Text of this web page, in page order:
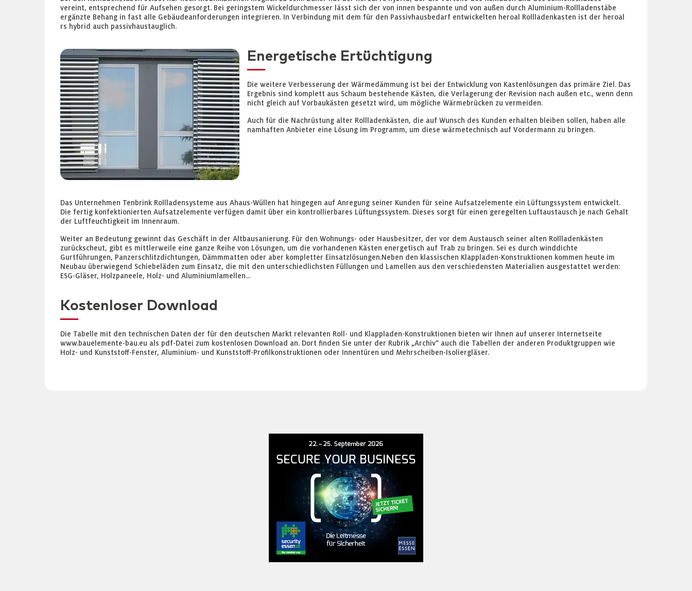
vereint, entsprechend für Aufsehen gesorgt. Bei geringstem Wickeldurchmesser lässt sich der von innen bespannte und von außen durch Aluminium-Rollladenstäbe
ergänzte Behang in fast alle Gebäudeanforderungen integrieren. In Verbindung mit dem für den Passivhausbedarf entwickelten heroal Rollladenkasten ist der heroal
rs hybrid auch passivhaustauglich.
Energetische Ertüchtigung
Die weitere Verbesserung der Wärmedämmung ist bei der Entwicklung von Kastenlösungen das primäre Ziel. Das
Ergebnis sind komplett aus Schaum bestehende Kästen, die Verlagerung der Revision nach außen etc., wenn denn
nicht gleich auf Vorbaukästen gesetzt wird, um mögliche Wärmebrücken zu vermeiden.
Auch für die Nachrüstung alter Rollladenkästen, die auf Wunsch des Kunden erhalten bleiben sollen, haben alle
namhaften Anbieter eine Lösung im Programm, um diese wärmetechnisch auf Vordermann zu bringen.
Das Unternehmen Tenbrink Rollladensysteme aus Ahaus-Wüllen hat hingegen auf Anregung seiner Kunden für seine Aufsatzelemente ein Lüftungssystem entwickelt.
Die fertig konfektionierten Aufsatzelemente verfügen damit über ein kontrollierbares Lüftungssystem. Dieses sorgt für einen geregelten Luftaustausch je nach Gehalt
der Luftfeuchtigkeit im Innenraum.
Weiter an Bedeutung gewinnt das Geschäft in der Altbausanierung. Für den Wohnungs- oder Hausbesitzer, der vor dem Austausch seiner alten Rollladenkästen
zurückscheut, gibt es mittlerweile eine ganze Reihe von Lösungen, um die vorhandenen Kästen energetisch auf Trab zu bringen. Sei es durch winddichte
Gurtführungen, Panzerschlitzdichtungen, Dämmmatten oder aber kompletter Einsatzlösungen.Neben den klassischen Klappladen-Konstruktionen kommen heute im
Neubau überwiegend Schiebeläden zum Einsatz, die mit den unterschiedlichsten Füllungen und Lamellen aus den verschiedensten Materialien ausgestattet werden:
ESG-Gläser, Holzpaneele, Holz- und Aluminiumlamellen...
Kostenloser Download
Die Tabelle mit den technischen Daten der für den deutschen Markt relevanten Roll- und Klappladen-Konstruktionen bieten wir Ihnen auf unserer Internetseite
www.bauelemente-bau.eu als pdf-Datei zum kostenlosen Download an. Dort finden Sie unter der Rubrik „Archiv“ auch die Tabellen der anderen Produktgruppen wie
Holz- und Kunststoff-Fenster, Aluminium- und Kunststoff-Profilkonstruktionen oder Innentüren und Mehrscheiben-Isoliergläser.